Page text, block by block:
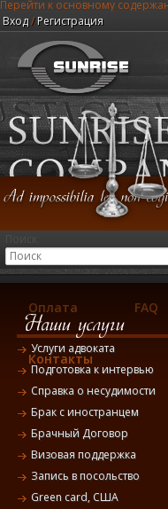
Перейти к основному
Вход/ Регистрация
Юридическая
Главная
Оплата FAQ
Контакты
Услуги адвоката
Подготовка к интервью
Справка о несудимости
Брак с иностранцем
Брачный Договор
Визовая поддержка
Запись в посольство
Green card, США